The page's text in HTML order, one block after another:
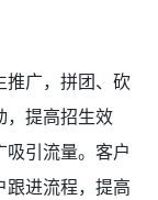
推广，拼团、砍
，提高招生效
引流量。客户
跟进流程，提高